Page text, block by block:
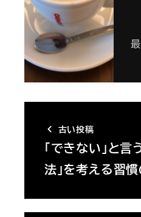
古い投稿
「できない」と
法」を考える習